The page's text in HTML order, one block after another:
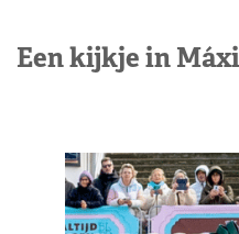
Een kijkje in